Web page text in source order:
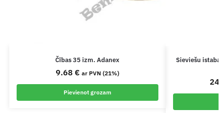
Čības 35 izm. Adanex
9.68 € ar PVN (21%)
Pievienot grozam
Sieviešu